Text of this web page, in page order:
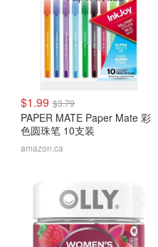
$1.99 $3.79
PAPER MATE Paper Mate 彩
色圆珠笔 10支装
amazon.ca